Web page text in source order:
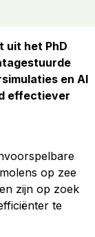
uit het PhD
en AI
effectiever
op zee
zijn op zoek
te